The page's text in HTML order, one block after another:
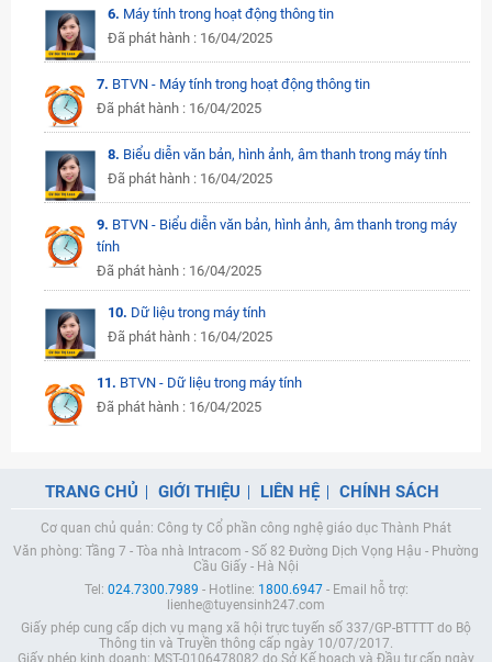
6. Máy tính trong hoạt động thông tin
Đã phát hành : 16/04/2025
7. BTVN - Máy tính trong hoạt động thông tin
Đã phát hành : 16/04/2025
8. Biểu diễn văn bản, hình ảnh, âm thanh trong máy tính
Đã phát hành : 16/04/2025
9. BTVN - Biểu diễn văn bản, hình ảnh, âm thanh trong máy
tính
Đã phát hành : 16/04/2025
10. Dữ liệu trong máy tính
Đã phát hành : 16/04/2025
11. BTVN - Dữ liệu trong máy tính
Đã phát hành : 16/04/2025
TRANG CHỦ GIỚI THIỆU LIÊN HỆ CHÍNH SÁCH
Cơ quan chủ quản: Công ty Cổ phần công nghệ giáo dục Thành Phát
Văn phòng: Tầng 7 - Tòa nhà Intracom - Số 82 Đường Dịch Vọng Hậu - Phường
Cầu Giấy - Hà Nội
Tel: 024.7300.7989 - Hotline: 1800.6947- Email hỗ trợ:
lienhe@tuyensinh247.com
Giấy phép cung cấp dịch vụ mạng xã hội trực tuyến số 337/GP-BTTTT do Bộ
Thông tin và Truyền thông cấp ngày 10/07/2017.
Giấy phép kinh doanh: MST-0106478082 do Sở Kế hoạch và Đầu tư cấp ngày